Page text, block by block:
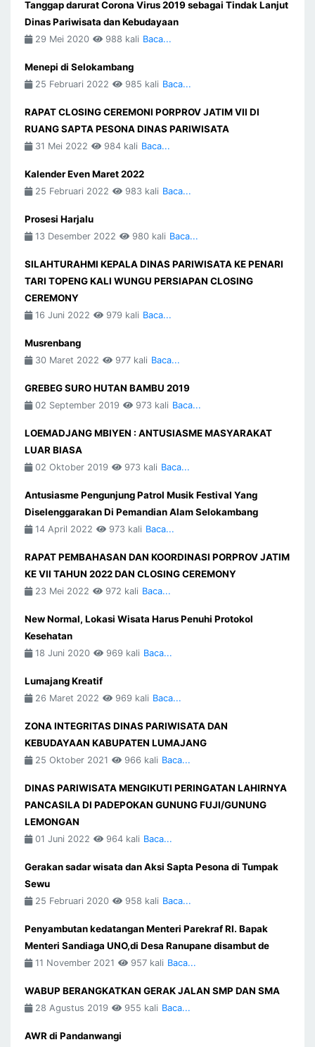
Tanggap darurat Corona Virus 2019 sebagai Tindak Lanjut
Dinas Pariwisata dan Kebudayaan
29 Mei 2020 988 kali Baca...
Menepi di Selokambang
25 Februari 2022 985 kali Baca...
RAPAT CLOSING CEREMONI PORPROV JATIM VII DI
RUANG SAPTA PESONA DINAS PARIWISATA
31 Mei 2022 984 kali Baca...
Kalender Even Maret 2022
25 Februari 2022 983 kali Baca...
Prosesi Harjalu
13 Desember 2022 980 kali Baca...
SILAHTURAHMI KEPALA DINAS PARIWISATA KE PENARI
TARI TOPENG KALI WUNGU PERSIAPAN CLOSING
CEREMONY
16 Juni 2022 979 kali Baca...
Musrenbang
30 Maret 2022 977 kali Baca...
GREBEG SURO HUTAN BAMBU 2019
02 September 2019 973 kali Baca...
LOEMADJANG MBIYEN : ANTUSIASME MASYARAKAT
LUAR BIASA
02 Oktober 2019 973 kali Baca...
Antusiasme Pengunjung Patrol Musik Festival Yang
Diselenggarakan Di Pemandian Alam Selokambang
14 April 2022 973 kali Baca...
RAPAT PEMBAHASAN DAN KOORDINASI PORPROV JATIM
KE VII TAHUN 2022 DAN CLOSING CEREMONY
23 Mei 2022 972 kali Baca...
New Normal, Lokasi Wisata Harus Penuhi Protokol
Kesehatan
18 Juni 2020 969 kali Baca...
Lumajang Kreatif
26 Maret 2022 969 kali Baca...
ZONA INTEGRITAS DINAS PARIWISATA DAN
KEBUDAYAAN KABUPATEN LUMAJANG
25 Oktober 2021 966 kali Baca...
DINAS PARIWISATA MENGIKUTI PERINGATAN LAHIRNYA
PANCASILA DI PADEPOKAN GUNUNG FUJI/GUNUNG
LEMONGAN
01 Juni 2022 964 kali Baca...
Gerakan sadar wisata dan Aksi Sapta Pesona di Tumpak
Sewu
25 Februari 2020 958 kali Baca...
Penyambutan kedatangan Menteri Parekraf RI. Bapak
Menteri Sandiaga UNO,di Desa Ranupane disambut de
11 November 2021 957 kali Baca...
WABUP BERANGKATKAN GERAK JALAN SMP DAN SMA
28 Agustus 2019 955 kali Baca...
AWR di Pandanwangi